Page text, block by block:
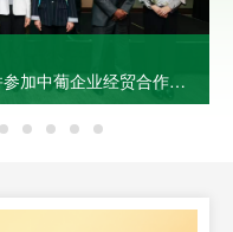
加中葡企业经贸合作洽